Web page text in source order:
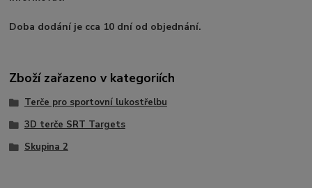
Doba dodání je cca 10 dní od objednání.
Zboží zařazeno v kategoriích
Terče pro sportovní lukostřelbu
3D terče SRT Targets
Skupina 2